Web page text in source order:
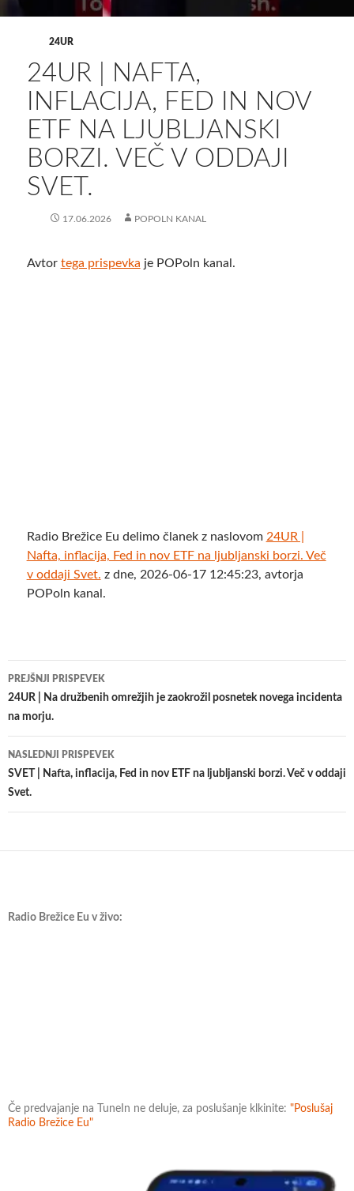
24UR
24UR | NAFTA,
INFLACIJA, FED IN NOV
ETF NA LJUBLJANSKI
BORZI. VEČ V ODDAJI
SVET.
17.06.2026 POPOLN KANAL
Avtor tega prispevka je POPoln kanal.
Radio Brežice Eu delimo članek z naslovom 24UR |
Nafta, inflacija, Fed in nov ETF na ljubljanski borzi. Več
v oddaji Svet. z dne, 2026-06-17 12:45:23, avtorja
POPoln kanal.
Krmarjenje
po
prispevkih
PREJŠNJI PRISPEVEK
24UR | Na družbenih omrežjih je zaokrožil posnetek novega incidenta
na morju.
NASLEDNJI PRISPEVEK
SVET | Nafta, inflacija, Fed in nov ETF na ljubljanski borzi. Več v oddaji
Svet.
Radio Brežice Eu v živo:
Če predvajanje na TuneIn ne deluje, za poslušanje klkinite: "Poslušaj
Radio Brežice Eu"